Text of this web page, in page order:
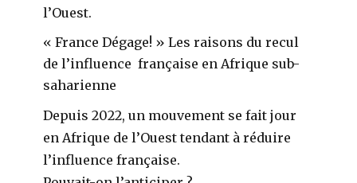
l’Ouest.
« France Dégage! » Les raisons du recul
de l’influence française en Afrique sub-
saharienne
Depuis 2022, un mouvement se fait jour
en Afrique de l’Ouest tendant à réduire
l’influence française.